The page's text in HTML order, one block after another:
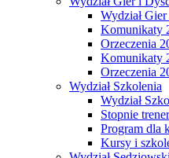
Wydział
Komunikaty
Orzeczenia
Komunikaty
Orzeczenia
Wydział Szkolenia
Wydział
Stopnie
Program dla
Kursy i